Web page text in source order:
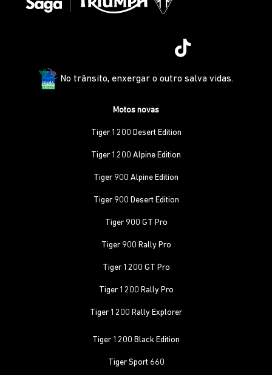
No trânsito, enxergar o outro salva vidas.
Motos novas
Tiger 1200 Desert Edition
Tiger 1200 Alpine Edition
Tiger 900 Alpine Edition
Tiger 900 Desert Edition
Tiger 900 GT Pro
Tiger 900 Rally Pro
Tiger 1200 GT Pro
Tiger 1200 Rally Pro
Tiger 1200 Rally Explorer
Tiger 1200 Black Edition
Tiger Sport 660